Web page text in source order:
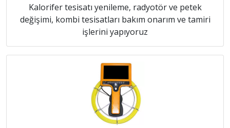
Kalorifer tesisatı yenileme, radyotör ve petek
değişimi, kombi tesisatları bakım onarım ve tamiri
işlerini yapıyoruz